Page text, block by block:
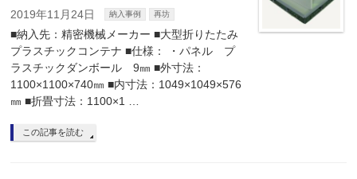
2019年11月24日 納入事例 再坊
■納入先：精密機械メーカー ■大型折りたたみ
プラスチックコンテナ ■仕様： ・パネル プ
ラスチックダンボール 9㎜ ■外寸法：
1100×1100×740㎜ ■内寸法：1049×1049×576
㎜ ■折畳寸法：1100×1 …
この記事を読む